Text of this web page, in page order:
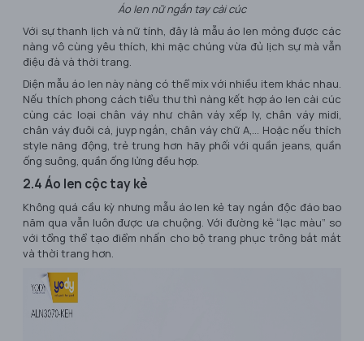
Áo len nữ ngắn tay cài cúc
Với sự thanh lịch và nữ tính, đây là mẫu áo len mỏng được các
nàng vô cùng yêu thích, khi mặc chúng vừa đủ lịch sự mà vẫn
điệu đà và thời trang.
Diện mẫu áo len này nàng có thể mix với nhiều item khác nhau.
Nếu thích phong cách tiểu thư thì nàng kết hợp áo len cài cúc
cùng các loại chân váy như chân váy xếp ly, chân váy midi,
chân váy đuôi cá, juyp ngắn, chân váy chữ A,... Hoặc nếu thích
style năng động, trẻ trung hơn hãy phối với quần jeans, quần
ống suông, quần ống lửng đều hợp.
2.4 Áo len cộc tay kẻ
Không quá cầu kỳ nhưng mẫu áo len kẻ tay ngắn độc đáo bao
năm qua vẫn luôn được ưa chuộng. Với đường kẻ “lạc màu” so
với tổng thể tạo điểm nhấn cho bộ trang phục trông bắt mắt
và thời trang hơn.